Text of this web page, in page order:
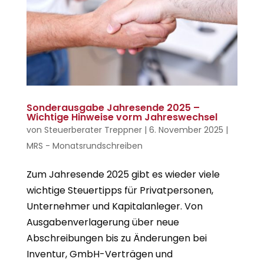
Sonderausgabe Jahresende 2025 –
Wichtige Hinweise vorm Jahreswechsel
von Steuerberater Treppner| 6. November 2025 |
MRS - Monatsrundschreiben
Zum Jahresende 2025 gibt es wieder viele
wichtige Steuertipps für Privatpersonen,
Unternehmer und Kapitalanleger. Von
Ausgabenverlagerung über neue
Abschreibungen bis zu Änderungen bei
Inventur, GmbH-Verträgen und